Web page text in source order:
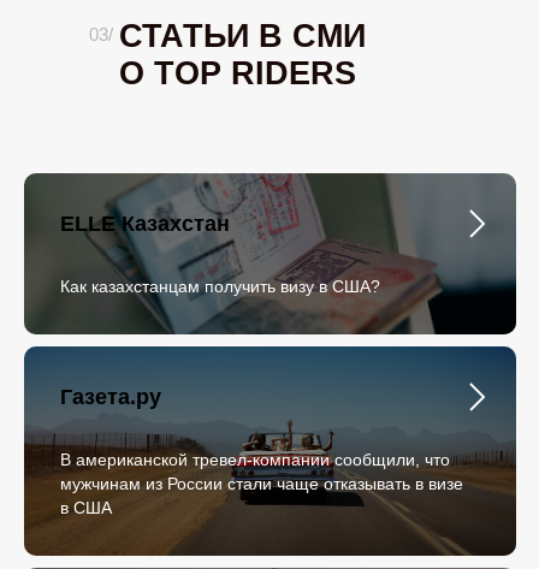
СТАТЬИ В СМИ
О TOP RIDERS
03/
ELLE Казахстан
Как казахстанцам получить визу в США?
Газета.ру
В американской тревел-компании сообщили, что
мужчинам из России стали чаще отказывать в визе
в США